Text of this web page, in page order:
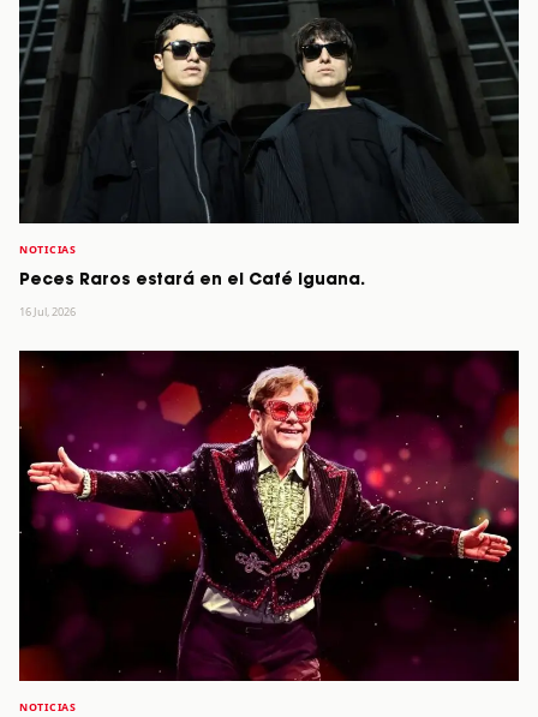
NOTICIAS
Peces Raros estará en el Café Iguana.
16 Jul, 2026
NOTICIAS